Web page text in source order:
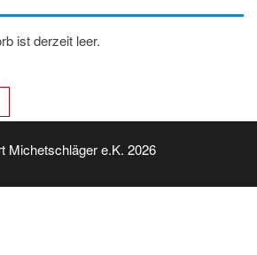
ist derzeit leer.
Michetschläger e.K. 2026